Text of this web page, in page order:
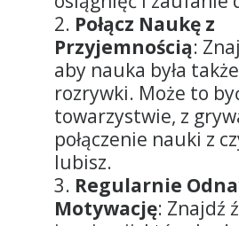
Połącz Naukę z
Przyjemnością:
aby nauka była
rozrywki. Może to
towarzystwie, z
połączenie nauki z
lubisz.
Regularnie
Motywację: Znajdź